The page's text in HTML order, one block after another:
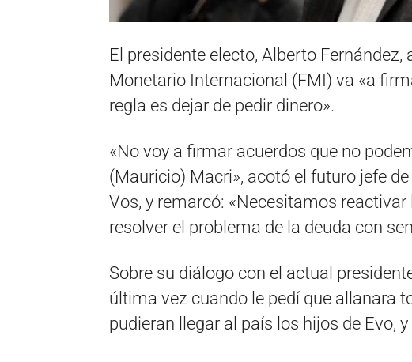
El presidente electo, Alberto
Monetario Internacional (FMI) va «a
regla es dejar de pedir dinero».
«No voy a firmar acuerdos que no
(Mauricio) Macri», acotó el futuro jefe
Vos, y remarcó: «Necesitamos
resolver el problema de la deuda con
Sobre su diálogo con el actual
última vez cuando le pedí que allanara
pudieran llegar al país los hijos de Evo,